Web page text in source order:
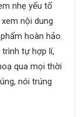
nhẹ yếu tố
nội dung
hoàn hảo.
tự hợp lí,
qua mọi thời
nói trúng